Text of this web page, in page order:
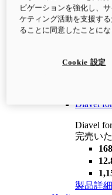
コンフ
newV4
Diavel
Diavel
完売い
製品詳細
ビゲーションを強化し、
ケティング活動を支援す
ることに同意したことにな
Cookie 設定